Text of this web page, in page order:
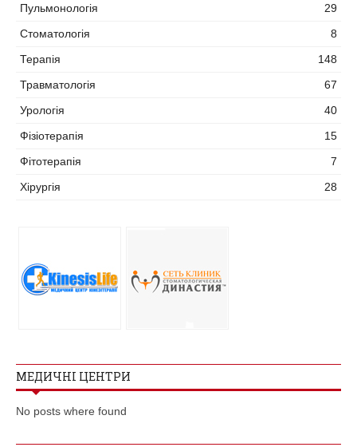
Пульмонологія
29
Стоматологія
8
Терапія
148
Травматологія
67
Урологія
40
Фізіотерапія
15
Фітотерапія
7
Хірургія
28
МЕДИЧНІ ЦЕНТРИ
No posts where found